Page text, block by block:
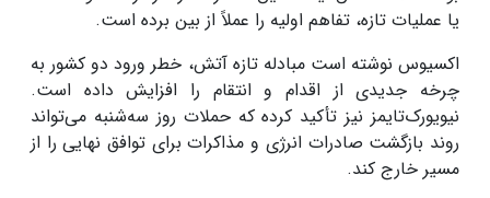
یا عملیات تازه، تفاهم اولیه را عملاً از بین برده است.
اکسیوس نوشته است مبادله تازه آتش، خطر ورود دو کشور به
چرخه جدیدی از اقدام و انتقام را افزایش داده است.
نیویورک‌تایمز نیز تأکید کرده که حملات روز سه‌شنبه می‌تواند
روند بازگشت صادرات انرژی و مذاکرات برای توافق نهایی را از
مسیر خارج کند.